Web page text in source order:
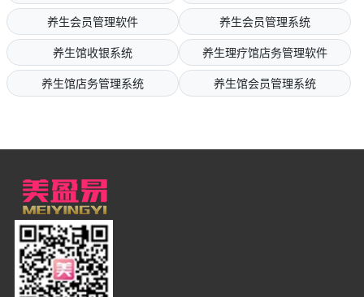
养生会员管理软件
养生会员管理系统
养生馆收银系统
养生理疗馆店务管理软件
养生馆店务管理系统
养生馆会员管理系统